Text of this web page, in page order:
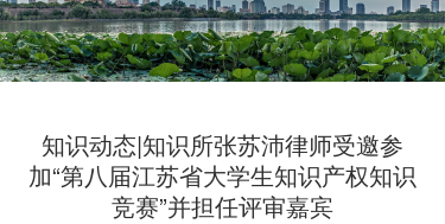
a
v
i
g
o
知识动态|知识所张苏沛律师受邀参
加“第八届江苏省大学生知识产权知识
竞赛”并担任评审嘉宾